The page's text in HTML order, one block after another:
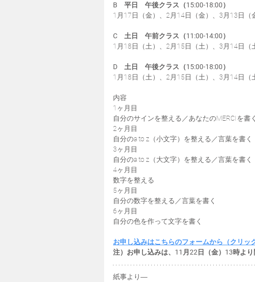
B　平日　午後クラス（15:00-18:00）
1月17日（金）、2月14日（金）、3月13日（
C　土日　午前クラス（11:00-14:00）
1月18日（土）、2月15日（土）、3月14日（
D　土日　午後クラス（15:00-18:00）
1月18日（土）、2月15日（土）、3月14日（
内容
1ヶ月目
自分のサインを整える／あなたのMERCIを書く
2ヶ月目
自分のa to z（小文字）を整える／言葉を書く
3ヶ月目
自分のa to z（大文字）を整える／言葉を書く
4ヶ月目
数字を整える
5ヶ月目
自分の数字を整える／言葉を書く
6ヶ月目
自分の色を作って文字を書く
お申し込みはこちらのフォームから（クリッ
注）お申し込みは、11月22日（金）13時より
紙事より―